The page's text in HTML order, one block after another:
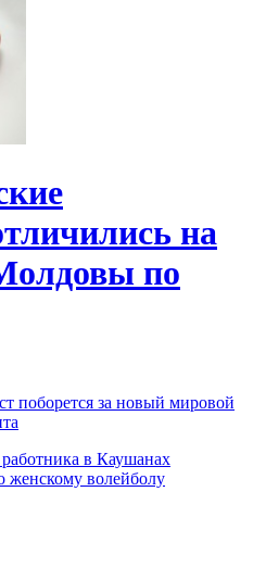
на
по
поборется за новый мировой
в Каушанах
женскому волейболу